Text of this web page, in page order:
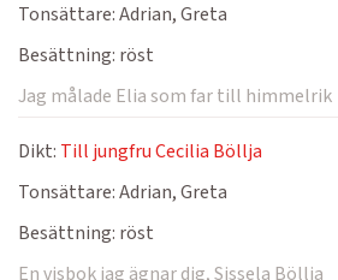
Tonsättare:Adrian, Greta
Besättning: röst
Jag målade Elia som far till himmelrik
Dikt: Till jungfru Cecilia Böllja
Tonsättare:Adrian, Greta
Besättning: röst
En visbok jag ägnar dig, Sissela Böllja